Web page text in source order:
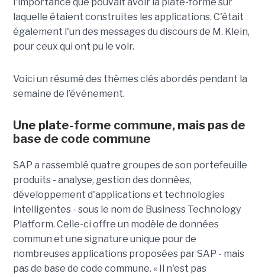
l'importance que pouvait avoir la plate-forme sur
laquelle étaient construites les applications. C'était
également l'un des messages du discours de M. Klein,
pour ceux qui ont pu le voir.
Voici un résumé des thèmes clés abordés pendant la
semaine de l’événement.
Une plate-forme commune, mais pas de
base de code commune
SAP a rassemblé quatre groupes de son portefeuille
produits - analyse, gestion des données,
développement d'applications et technologies
intelligentes - sous le nom de Business Technology
Platform. Celle-ci offre un modèle de données
commun et une signature unique pour de
nombreuses applications proposées par SAP - mais
pas de base de code commune. « Il n'est pas